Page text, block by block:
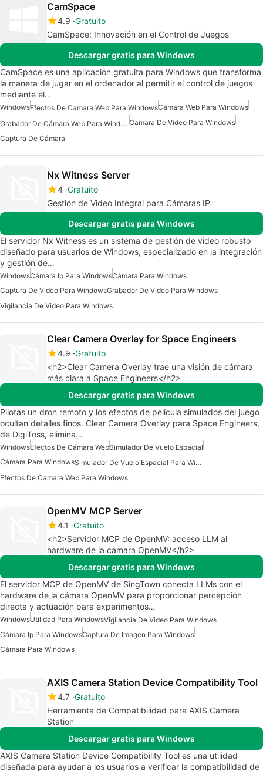
CamSpace
4.9 Gratuito
CamSpace: Innovación en el Control de Juegos
Descargar gratis para Windows
CamSpace es una aplicación gratuita para Windows que transforma
la manera de jugar en el ordenador al permitir el control de juegos
mediante el…
WindowsEfectos De Camara Web Para WindowsCámara Web Para Windows
Grabador De Cámara Web Para Windows Camara De Video Para Windows
Captura De Cámara
Nx Witness Server
4 Gratuito
Gestión de Video Integral para Cámaras IP
Descargar gratis para Windows
El servidor Nx Witness es un sistema de gestión de video robusto
diseñado para usuarios de Windows, especializado en la integración
y gestión de…
WindowsCámara Ip Para WindowsCámara Para Windows
Captura De Video Para WindowsGrabador De Video Para Windows
Vigilancia De Video Para Windows
Clear Camera Overlay for Space Engineers
4.9 Gratuito
<h2>Clear Camera Overlay trae una visión de cámara
más clara a Space Engineers</h2>
Descargar gratis para Windows
Pilotas un dron remoto y los efectos de película simulados del juego
ocultan detalles finos. Clear Camera Overlay para Space Engineers,
de DigiToss, elimina…
WindowsEfectos De Cámara WebSimulador De Vuelo Espacial
Cámara Para Windows
Simulador De Vuelo Espacial Para Windows
Efectos De Camara Web Para Windows
OpenMV MCP Server
4.1 Gratuito
<h2>Servidor MCP de OpenMV: acceso LLM al
hardware de la cámara OpenMV</h2>
Descargar gratis para Windows
El servidor MCP de OpenMV de SingTown conecta LLMs con el
hardware de la cámara OpenMV para proporcionar percepción
directa y actuación para experimentos…
WindowsUtilidad Para WindowsVigilancia De Video Para Windows
Cámara Ip Para WindowsCaptura De Imagen Para Windows
Cámara Para Windows
AXIS Camera Station Device Compatibility Tool
4.7 Gratuito
Herramienta de Compatibilidad para AXIS Camera
Station
Descargar gratis para Windows
AXIS Camera Station Device Compatibility Tool es una utilidad
diseñada para ayudar a los usuarios a verificar la compatibilidad de